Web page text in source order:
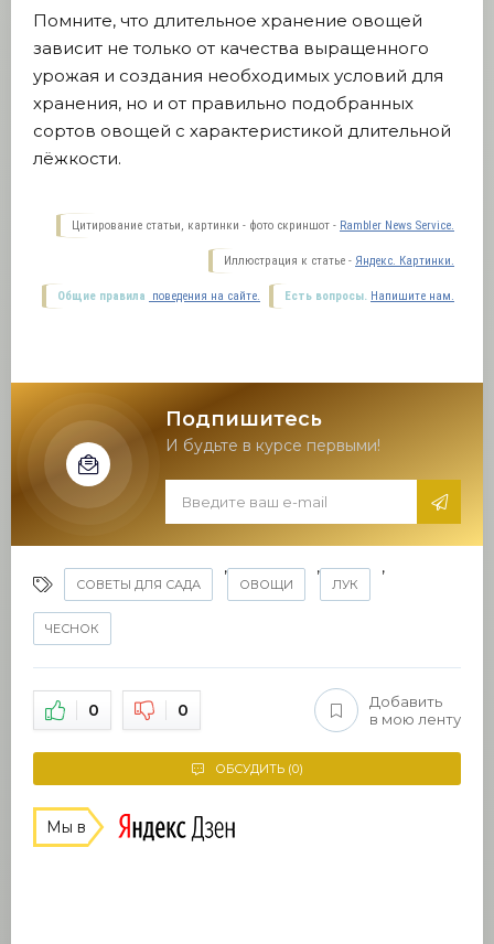
Помните, что длительное хранение овощей
зависит не только от качества выращенного
урожая и создания необходимых условий для
хранения, но и от правильно подобранных
сортов овощей с характеристикой длительной
лёжкости.
Цитирование статьи, картинки - фото скриншот - Rambler News Service.
Иллюстрация к статье - Яндекс. Картинки.
Есть вопросы. Напишите нам.
Общие правила поведения на сайте.
Подпишитесь
И будьте в курсе первыми!
СОВЕТЫ ДЛЯ САДА
,
ОВОЩИ
,
ЛУК
,
ЧЕСНОК
0 0
Добавить
в мою ленту
ОБСУДИТЬ (0)
Мы в